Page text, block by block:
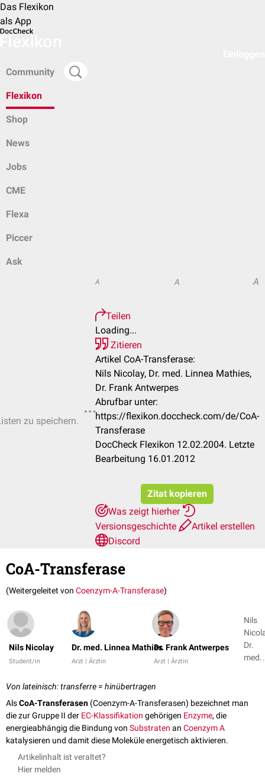
Das Flexikon
als App
Community
Flexikon
Shop
News
Jobs
CME
Flexa
Piccer
Ask
zu speichern.
A A A
Teilen
Loading...
Zitieren
Artikel CoA-Transferase:
Nils Nicolay, Dr. med. Linnea Mathies,
Dr. Frank Antwerpes
Abrufbar unter:
https://flexikon.doccheck.com/de/CoA-
Transferase
DocCheck Flexikon 12.02.2004. Letzte
Bearbeitung 16.01.2012
Zitat kopieren
Was zeigt hierher
Versionsgeschichte
Artikel erstellen
Discord
CoA-Transferase
(Weitergeleitet von Coenzym-A-Transferase)
Nils Nicolay
Student/in
Dr. med. Linnea Mathies
Arzt | Ärztin
Dr. Frank Antwerpes
Arzt | Ärztin
Nils
Dr.
med.
Von lateinisch: transferre = hinübertragen
AlsCoA-Transferasen (Coenzym-A-Transferasen) bezeichnet man
die zur Gruppe II der EC-Klassifikation gehörigen Enzyme, die
energieabhängig die Bindung von Substraten an Coenzym A
katalysieren und damit diese Moleküle energetisch aktivieren.
Artikelinhalt ist veraltet?
Hier melden